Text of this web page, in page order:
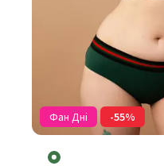
Фан Дні -55%